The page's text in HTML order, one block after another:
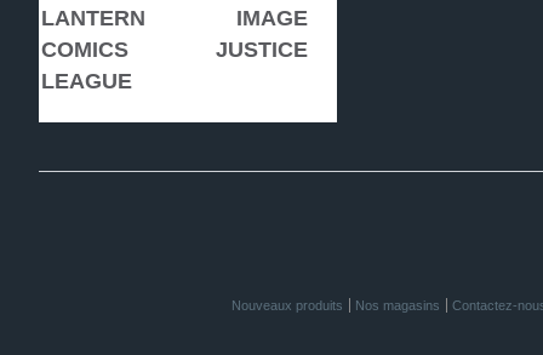
LANTERN
IMAGE
COMICS
JUSTICE
LEAGUE
Nouveaux produits Nos magasins Contactez-